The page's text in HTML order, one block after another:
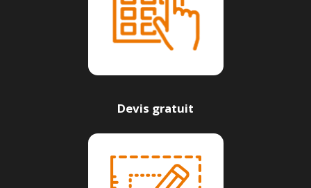
Devis gratuit